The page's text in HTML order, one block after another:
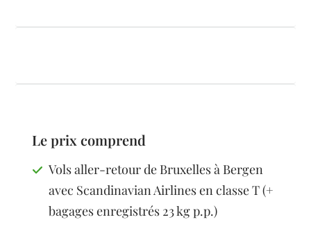
Le prix comprend
Vols aller-retour de Bruxelles à Bergen
avec Scandinavian Airlines en classe T (+
bagages enregistrés 23 kg p.p.)